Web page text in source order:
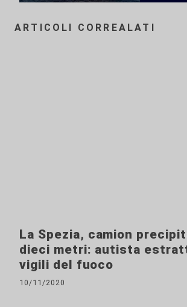
ARTICOLI CORREALATI
La Spezia, camion
dieci metri: autista
vigili del fuoco
10/11/2020